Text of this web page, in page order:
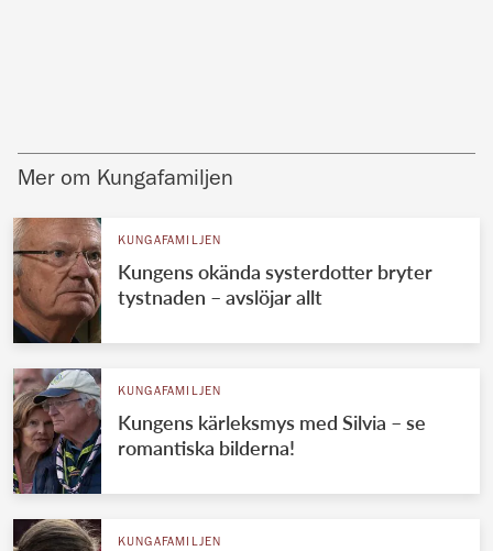
Mer om Kungafamiljen
KUNGAFAMILJEN
Kungens okända systerdotter bryter
tystnaden – avslöjar allt
KUNGAFAMILJEN
Kungens kärleksmys med Silvia – se
romantiska bilderna!
KUNGAFAMILJEN